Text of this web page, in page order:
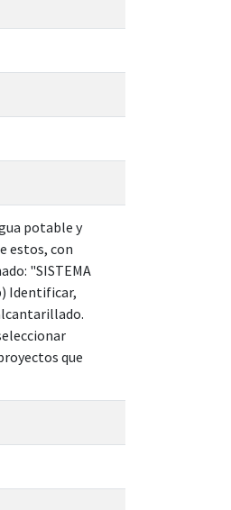
potable y
estos, con
"SISTEMA
Identificar,
que